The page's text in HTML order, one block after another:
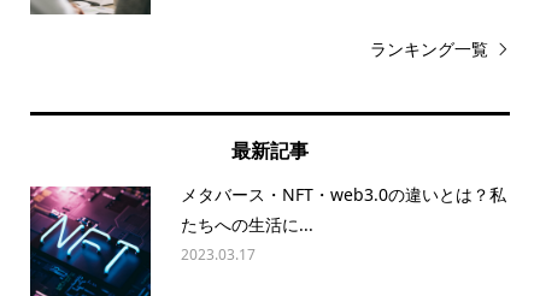
ランキング一覧
最新記事
メタバース・NFT・web3.0の違いとは？私
たちへの生活に...
2023.03.17